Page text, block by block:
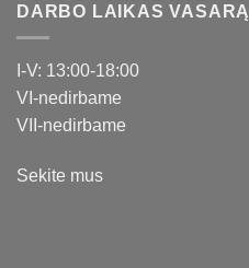
DARBO LAIKAS VASARĄ
I-V: 13:00-18:00
VI-nedirbame
VII-nedirbame
Sekite mus